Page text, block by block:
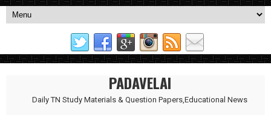
PADAVELAI
Daily TN Study Materials & Question Papers,Educational News